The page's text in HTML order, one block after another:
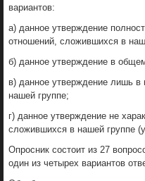
вариантов:
а) данное утверждение
отношений, сложившихся в
б) данное утверждение в
в) данное утверждение лишь в
нашей группе;
г) данное утверждение не
сложившихся в нашей группе
Опросник состоит из 27
один из четырех вариантов